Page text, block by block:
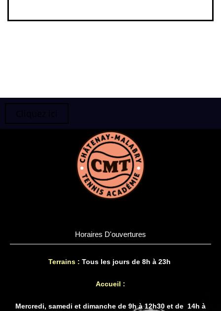
Cliquez ici
Horaires D'ouvertures
Terrains : Tous les jours de 8h à 23h
Accueil :
Mercredi, samedi et dimanche de 9h à 12h30 et de 14h à